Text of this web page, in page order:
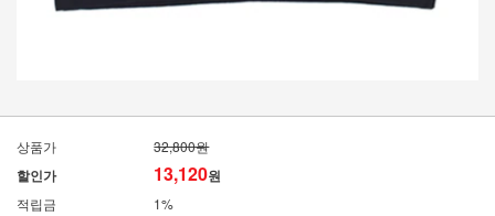
상품가 32,800원
할인가 13,120원
적립금
1%